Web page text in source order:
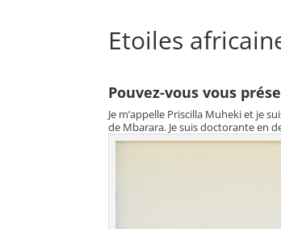
Etoiles
Pouvez-vous vous
Je m’appelle Priscilla Muheki et je
de Mbarara. Je suis doctorante en